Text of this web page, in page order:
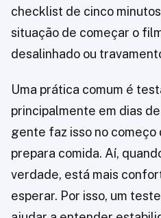
checklist de cinco
situação de começar o
desalinhado ou
Uma prática comum é
principalmente em dias
gente faz isso no começo
prepara comida. Aí,
verdade, está mais
esperar. Por isso, um